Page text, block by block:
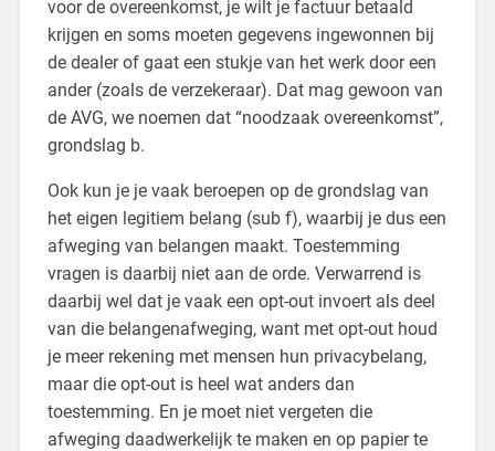
voor de overeenkomst, je wilt je factuur betaald
krijgen en soms moeten gegevens ingewonnen bij
de dealer of gaat een stukje van het werk door een
ander (zoals de verzekeraar). Dat mag gewoon van
de AVG, we noemen dat “noodzaak overeenkomst”,
grondslag b.
Ook kun je je vaak beroepen op de grondslag van
het eigen legitiem belang (sub f), waarbij je dus een
afweging van belangen maakt. Toestemming
vragen is daarbij niet aan de orde. Verwarrend is
daarbij wel dat je vaak een opt-out invoert als deel
van die belangenafweging, want met opt-out houd
je meer rekening met mensen hun privacybelang,
maar die opt-out is heel wat anders dan
toestemming. En je moet niet vergeten die
afweging daadwerkelijk te maken en op papier te